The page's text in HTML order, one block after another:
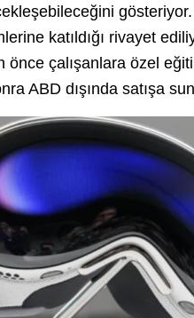
katıldığı rivayet
önce çalışanlara özel
ABD dışında satışa